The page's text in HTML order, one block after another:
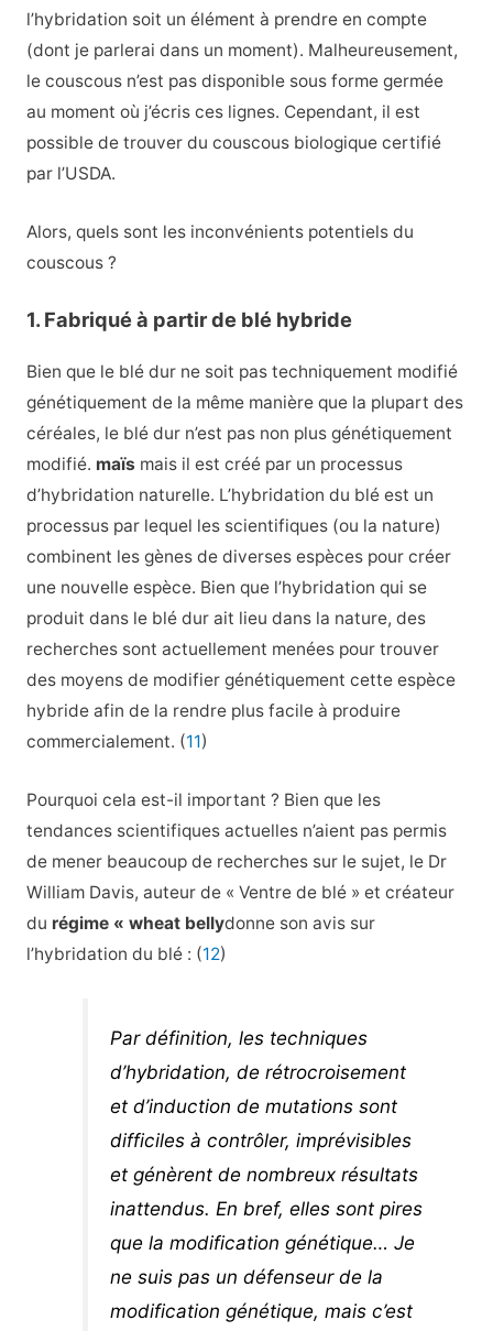
l’hybridation soit un élément à prendre en compte
(dont je parlerai dans un moment). Malheureusement,
le couscous n’est pas disponible sous forme germée
au moment où j’écris ces lignes. Cependant, il est
possible de trouver du couscous biologique certifié
par l’USDA.
Alors, quels sont les inconvénients potentiels du
couscous ?
1. Fabriqué à partir de blé hybride
Bien que le blé dur ne soit pas techniquement modifié
génétiquement de la même manière que la plupart des
céréales, le blé dur n’est pas non plus génétiquement
modifié. maïs mais il est créé par un processus
d’hybridation naturelle. L’hybridation du blé est un
processus par lequel les scientifiques (ou la nature)
combinent les gènes de diverses espèces pour créer
une nouvelle espèce. Bien que l’hybridation qui se
produit dans le blé dur ait lieu dans la nature, des
recherches sont actuellement menées pour trouver
des moyens de modifier génétiquement cette espèce
hybride afin de la rendre plus facile à produire
commercialement. (11)
Pourquoi cela est-il important ? Bien que les
tendances scientifiques actuelles n’aient pas permis
de mener beaucoup de recherches sur le sujet, le Dr
William Davis, auteur de « Ventre de blé » et créateur
du régime « wheat bellydonne son avis sur
l’hybridation du blé : (12)
Par définition, les techniques
d’hybridation, de rétrocroisement
et d’induction de mutations sont
difficiles à contrôler, imprévisibles
et génèrent de nombreux résultats
inattendus. En bref, elles sontpires
que la modification génétique… Je
ne suis pas un défenseur de la
modification génétique, mais c’est